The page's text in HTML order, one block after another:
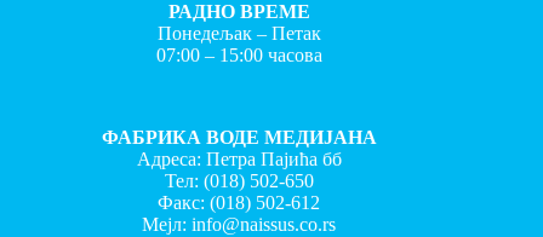
РАДНО ВРЕМЕ
Понедељак – Петак
07:00 – 15:00 часова
ФАБРИКА ВОДЕ МЕДИЈАНА
Адреса: Петра Пајића бб
Тел: (018) 502-650
Факс:(018) 502-612
Мејл:info@naissus.co.rs